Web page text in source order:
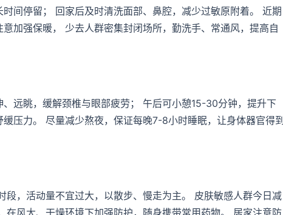
间停留； 回家后及时清洗面部、鼻腔，减少过敏原附着。 近期
加强保暖， 少去人群密集封闭场所，勤洗手、常通风，提高自
远眺，缓解颈椎与眼部疲劳； 午后可小憩15-30分钟，提升下
压力。 尽量减少熬夜，保证每晚7-8小时睡眠，让身体器官得到
，活动量不宜过大，以散步、慢走为主。 皮肤敏感人群今日减
风大、干燥环境下加强防护，随身携带常用药物。 居家注意防